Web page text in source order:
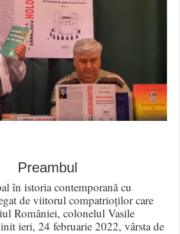
Preambul
în istoria contemporană cu
de viitorul compatrioților care
României, colonelul Vasile
ieri, 24 februarie 2022, vârsta de